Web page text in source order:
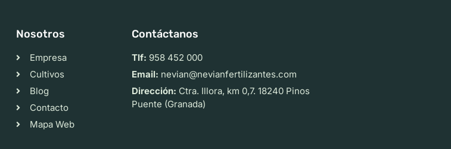
Nosotros
Empresa
Cultivos
Blog
Contacto
Mapa Web
Contáctanos
Tlf: 958 452 000
Email: nevian@nevianfertilizantes.com
Dirección: Ctra. Illora, km 0,7. 18240 Pinos
Puente (Granada)